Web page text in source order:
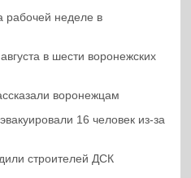
рабочей неделе в
в шести воронежских
воронежцам
16 человек из-за
строителей ДСК